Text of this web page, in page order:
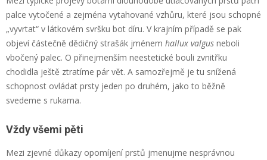
palce vytočené a zejména vytahované vzhůru, které jsou schopné
„vyvrtat“ v látkovém svršku bot díru. V krajním případě se pak
objeví částečně dědičný strašák jménem hallux valgus neboli
vbočený palec. O přinejmenším neestetické bouli zvnitřku
chodidla ještě ztratíme pár vět. A samozřejmě je tu snížená
schopnost ovládat prsty jeden po druhém, jako to běžně
svedeme s rukama.
Vždy všemi pěti
Mezi zjevné důkazy opomíjení prstů jmenujme nesprávnou